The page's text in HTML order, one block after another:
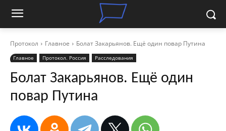
Протокол Главное Болат Закарьянов. Ещё один повар Путина
Главное Протокол. Россия Расследования
Болат Закарьянов. Ещё один
повар Путина